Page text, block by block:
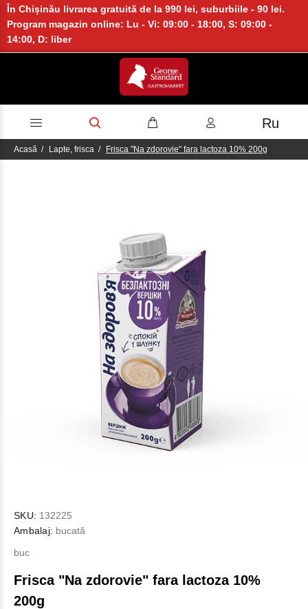
În Chișinău livrarea gratuită de la 990 lei, suburbiile - 90 lei.
Program magazin online: Lu - Vi: 09:00 - 18:00, S: 09:00 -
14:00, D: liber
Ru
Acasă Lapte, frisca Frisca "Na zdorovie" fara lactoza 10% 200g
SKU: 132225
Ambalaj: bucată
buc
Frisca "Na zdorovie" fara lactoza 10%
200g